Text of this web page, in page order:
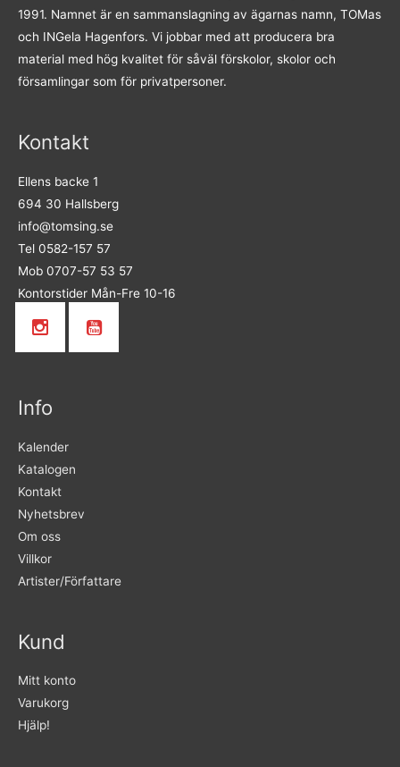
1991. Namnet är en sammanslagning av ägarnas namn, TOMas
och INGela Hagenfors. Vi jobbar med att producera bra
material med hög kvalitet för såväl förskolor, skolor och
församlingar som för privatpersoner.
Kontakt
Ellens backe 1
694 30 Hallsberg
info@tomsing.se
Tel 0582-157 57
Mob 0707-57 53 57
Kontorstider Mån-Fre 10-16
Info
Kalender
Katalogen
Kontakt
Nyhetsbrev
Om oss
Villkor
Artister/Författare
Kund
Mitt konto
Varukorg
Hjälp!